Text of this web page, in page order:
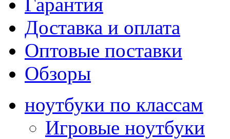
Доставка и оплата
Оптовые поставки
Обзоры
ноутбуки по классам
Игровые ноутбуки